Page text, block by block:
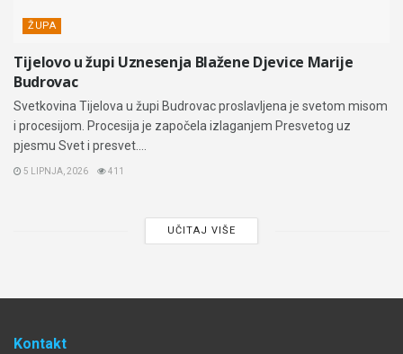
ŽUPA
Tijelovo u župi Uznesenja Blažene Djevice Marije
Budrovac
Svetkovina Tijelova u župi Budrovac proslavljena je svetom misom
i procesijom. Procesija je započela izlaganjem Presvetog uz
pjesmu Svet i presvet....
5 LIPNJA, 2026 411
UČITAJ VIŠE
Kontakt